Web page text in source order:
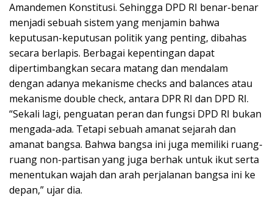
Amandemen Konstitusi. Sehingga DPD RI benar-benar
menjadi sebuah sistem yang menjamin bahwa
keputusan-keputusan politik yang penting, dibahas
secara berlapis. Berbagai kepentingan dapat
dipertimbangkan secara matang dan mendalam
dengan adanya mekanisme checks and balances atau
mekanisme double check, antara DPR RI dan DPD RI.
“Sekali lagi, penguatan peran dan fungsi DPD RI bukan
mengada-ada. Tetapi sebuah amanat sejarah dan
amanat bangsa. Bahwa bangsa ini juga memiliki ruang-
ruang non-partisan yang juga berhak untuk ikut serta
menentukan wajah dan arah perjalanan bangsa ini ke
depan,” ujar dia.